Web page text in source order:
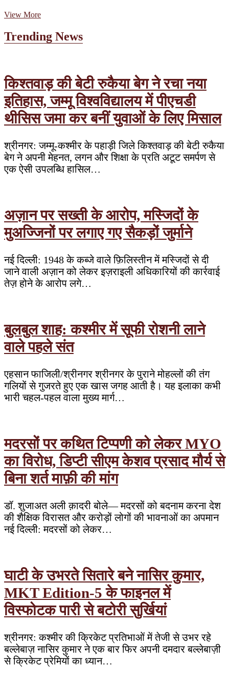
View Moreमिस्र
प्रधानमंत्री
से
जॉर्डन
के
राजा
–
फ़िलिस्तीनियों
को
और
भेजने
का
सवाल
Trending News
किश्तवाड़ की बेटी रुकैया बेग ने रचा नया
इतिहास, जम्मू विश्वविद्यालय में पीएचडी
थीसिस जमा कर बनीं युवाओं के लिए मिसाल
श्रीनगर: जम्मू-कश्मीर के पहाड़ी जिले किश्तवाड़ की बेटी रुकैया
बेग ने अपनी मेहनत, लगन और शिक्षा के प्रति अटूट समर्पण से
एक ऐसी उपलब्धि हासिल…
अज़ान पर सख्ती के आरोप, मस्जिदों के
मुअज्जिनों पर लगाए गए सैकड़ों जुर्माने
नई दिल्ली: 1948 के कब्जे वाले फ़िलिस्तीन में मस्जिदों से दी
जाने वाली अज़ान को लेकर इज़राइली अधिकारियों की कार्रवाई
तेज़ होने के आरोप लगे…
बुलबुल शाह: कश्मीर में सूफी रोशनी लाने
वाले पहले संत
एहसान फाजिली/श्रीनगर श्रीनगर के पुराने मोहल्लों की तंग
गलियों से गुजरते हुए एक खास जगह आती है। यह इलाका कभी
भारी चहल-पहल वाला मुख्य मार्ग…
मदरसों पर कथित टिप्पणी को लेकर MYO
का विरोध, डिप्टी सीएम केशव प्रसाद मौर्य से
बिना शर्त माफ़ी की मांग
डॉ. शुजाअत अली क़ादरी बोले— मदरसों को बदनाम करना देश
की शैक्षिक विरासत और करोड़ों लोगों की भावनाओं का अपमान
नई दिल्ली: मदरसों को लेकर…
घाटी के उभरते सितारे बने नासिर कुमार,
MKT Edition-5 के फाइनल में
विस्फोटक पारी से बटोरी सुर्खियां
श्रीनगर: कश्मीर की क्रिकेट प्रतिभाओं में तेजी से उभर रहे
बल्लेबाज़ नासिर कुमार ने एक बार फिर अपनी दमदार बल्लेबाज़ी
से क्रिकेट प्रेमियों का ध्यान…